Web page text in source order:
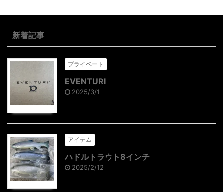
新着記事
プライベート
EVENTURI
2025/3/1
アイテム
ハドルトラウト8インチ
2025/2/12